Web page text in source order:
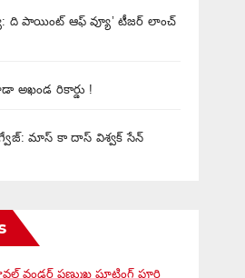
ది పాయింట్ ఆఫ్ వ్యూ’ టీజర్ లాంచ్
అఖండ రికార్డు !
మాస్ కా దాస్ విశ్వక్ సేన్
వండ‌ర్ ష‌ణ్ముఖ షూటింగ్ పూర్తి